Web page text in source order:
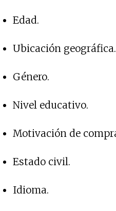
Edad.
Ubicación geográfica.
Género.
Nivel educativo.
Motivación de
Estado civil.
Idioma.